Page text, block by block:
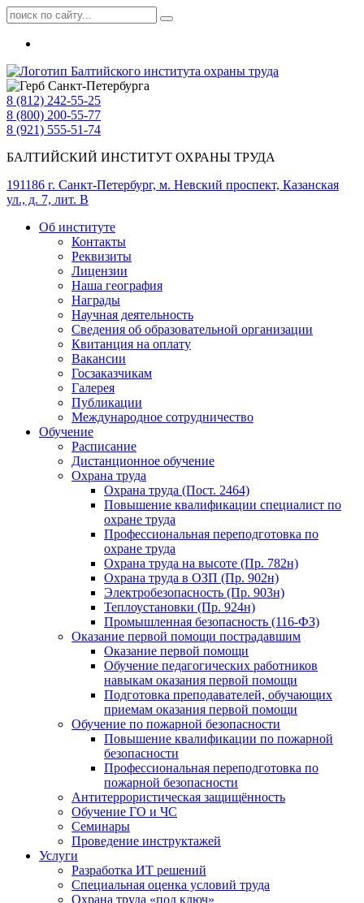
8 (812) 242-55-25
8 (800) 200-55-77
8 (921) 555-51-74
БАЛТИЙСКИЙ ИНСТИТУТ ОХРАНЫ ТРУДА
191186 г. Санкт-Петербург, м. Невский проспект, Казанская
ул., д. 7, лит. В
Об институте
Контакты
Реквизиты
Лицензии
Наша география
Награды
Научная деятельность
Сведения об образовательной организации
Квитанция на оплату
Вакансии
Госзаказчикам
Галерея
Публикации
Международное сотрудничество
Обучение
Расписание
Дистанционное обучение
Охрана труда
Охрана труда (Пост. 2464)
Повышение квалификации специалист по
охране труда
Профессиональная переподготовка по
охране труда
Охрана труда на высоте (Пр. 782н)
Охрана труда в ОЗП (Пр. 902н)
Электробезопасность (Пр. 903н)
Теплоустановки (Пр. 924н)
Промышленная безопасность (116-ФЗ)
Оказание первой помощи пострадавшим
Оказание первой помощи
Обучение педагогических работников
навыкам оказания первой помощи
Подготовка преподавателей, обучающих
приемам оказания первой помощи
Обучение по пожарной безопасности
Повышение квалификации по пожарной
безопасности
Профессиональная переподготовка по
пожарной безопасности
Антитеррористическая защищённость
Обучение ГО и ЧС
Семинары
Проведение инструктажей
Услуги
Разработка ИТ решений
Специальная оценка условий труда
Охрана труда «под ключ»